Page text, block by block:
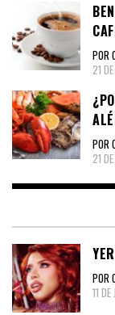
POR
21
POR
21
POR
11